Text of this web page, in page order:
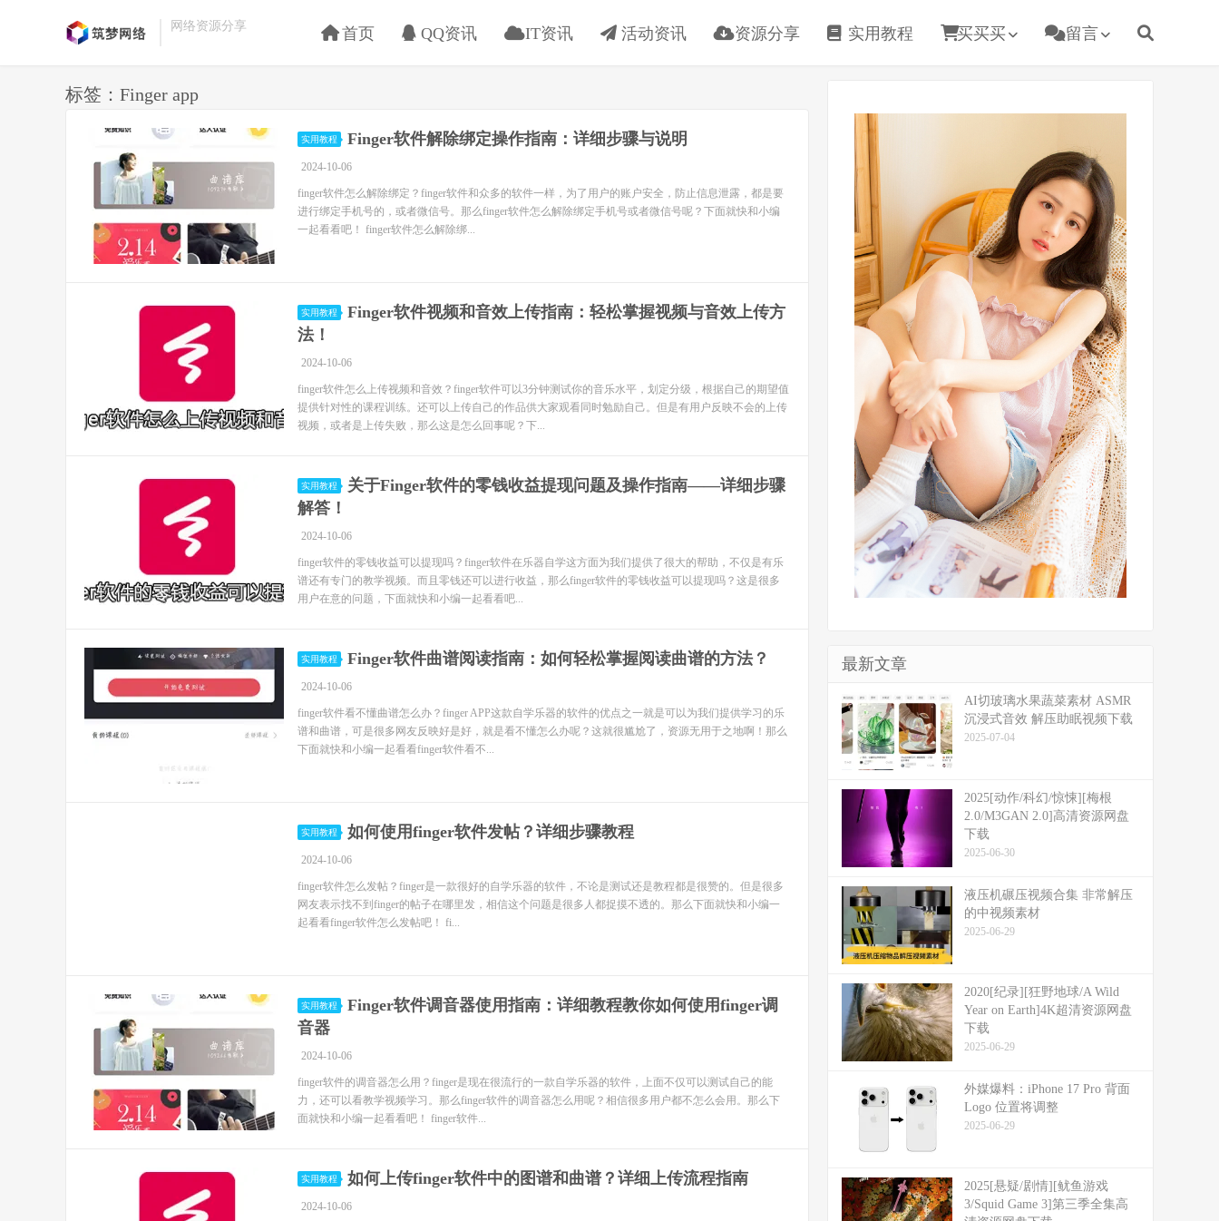
网络资源分享 首页 QQ资讯 IT资讯 活动资讯 资源分享 实用教程 买买买 留言
标签：Finger app
实用教程 Finger软件解除绑定操作指南：详细步骤与说明
2024-10-06
finger软件怎么解除绑定？finger软件和众多的软件一样，为了用户的账户安全，防止信息泄露，都是要
进行绑定手机号的，或者微信号。那么finger软件怎么解除绑定手机号或者微信号呢？下面就快和小编
一起看看吧！ finger软件怎么解除绑...
实用教程
Finger软件视频和音效上传指南：轻松掌握视频与音效上传方
法！
2024-10-06
finger软件怎么上传视频和音效？finger软件可以3分钟测试你的音乐水平，划定分级，根据自己的期望值
提供针对性的课程训练。还可以上传自己的作品供大家观看同时勉励自己。但是有用户反映不会的上传
视频，或者是上传失败，那么这是怎么回事呢？下...
实用教程
关于Finger软件的零钱收益提现问题及操作指南——详细步骤
解答！
2024-10-06
finger软件的零钱收益可以提现吗？finger软件在乐器自学这方面为我们提供了很大的帮助，不仅是有乐
谱还有专门的教学视频。而且零钱还可以进行收益，那么finger软件的零钱收益可以提现吗？这是很多
用户在意的问题，下面就快和小编一起看看吧...
实用教程 Finger软件曲谱阅读指南：如何轻松掌握阅读曲谱的方法？
2024-10-06
finger软件看不懂曲谱怎么办？finger APP这款自学乐器的软件的优点之一就是可以为我们提供学习的乐
谱和曲谱，可是很多网友反映好是好，就是看不懂怎么办呢？这就很尴尬了，资源无用于之地啊！那么
下面就快和小编一起看看finger软件看不...
实用教程 如何使用finger软件发帖？详细步骤教程
2024-10-06
finger软件怎么发帖？finger是一款很好的自学乐器的软件，不论是测试还是教程都是很赞的。但是很多
网友表示找不到finger的帖子在哪里发，相信这个问题是很多人都捉摸不透的。那么下面就快和小编一
起看看finger软件怎么发帖吧！ fi...
实用教程
Finger软件调音器使用指南：详细教程教你如何使用finger调
音器
2024-10-06
finger软件的调音器怎么用？finger是现在很流行的一款自学乐器的软件，上面不仅可以测试自己的能
力，还可以看教学视频学习。那么finger软件的调音器怎么用呢？相信很多用户都不怎么会用。那么下
面就快和小编一起看看吧！ finger软件...
实用教程 如何上传finger软件中的图谱和曲谱？详细上传流程指南
2024-10-06
最新文章
​​AI切玻璃水果蔬菜素材 ASMR
沉浸式音效 解压助眠视频下载
2025-07-04
2025[动作/科幻/惊悚][梅根
2.0/M3GAN 2.0]高清资源网盘
下载
2025-06-30
液压机碾压视频合集 非常解压
的中视频素材
2025-06-29
2020[纪录][狂野地球/A Wild
Year on Earth]4K超清资源网盘
下载
2025-06-29
外媒爆料：​​iPhone 17 Pro 背面
Logo 位置将调整​​
2025-06-29
2025[悬疑/剧情][鱿鱼游戏
3/Squid Game 3]第三季全集高